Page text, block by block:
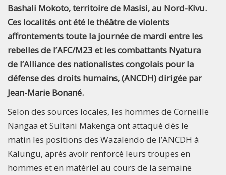
Bashali Mokoto, territoire de Masisi, au Nord-Kivu.
Ces localités ont été le théâtre de violents
affrontements toute la journée de mardi entre les
rebelles de l’AFC/M23 et les combattants Nyatura
de l’Alliance des nationalistes congolais pour la
défense des droits humains, (ANCDH) dirigée par
Jean-Marie Bonané.
Selon des sources locales, les hommes de Corneille
Nangaa et Sultani Makenga ont attaqué dès le
matin les positions des Wazalendo de l’ANCDH à
Kalungu, après avoir renforcé leurs troupes en
hommes et en matériel au cours de la semaine